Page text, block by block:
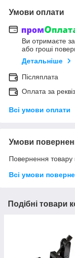
Умови оплати
Ви отримаєте
або гроші
Детальніше
Післяплата
Оплата за
Всі умови оплати
Умови
Повернення товару
Всі умови
Подібні товари